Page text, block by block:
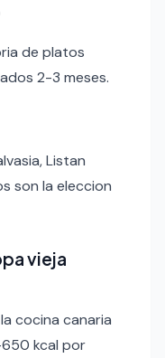
de platos
2-3 meses.
Listan
son la eleccion
vieja
cocina canaria
kcal por